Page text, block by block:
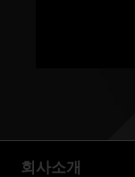
회사소개